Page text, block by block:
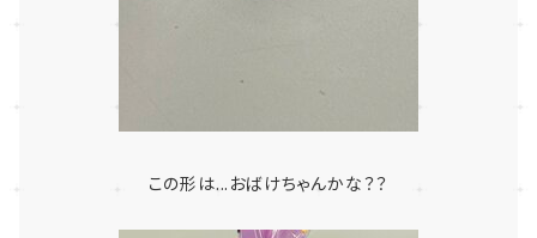
この形は...おばけちゃんかな？？